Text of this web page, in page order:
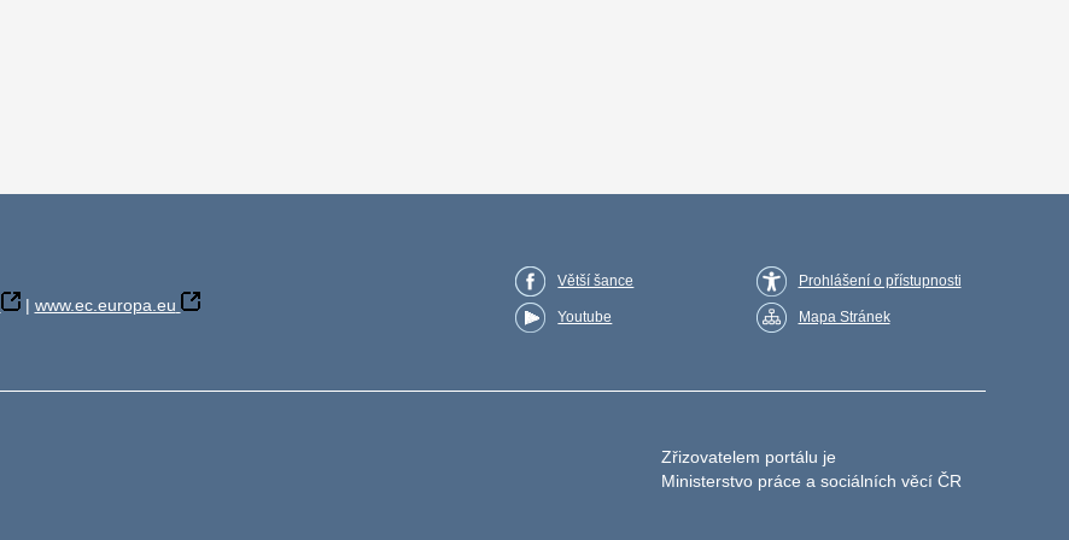
| www.ec.europa.eu
Větší šance
Youtube
Prohlášení o přístupnosti
Mapa Stránek
Zřizovatelem portálu je
Ministerstvo práce a sociálních věcí ČR